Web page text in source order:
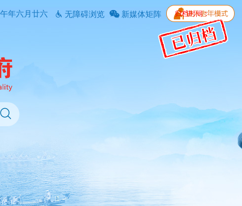
归档时间：
年六月廿六 无障碍浏览 新媒体矩阵